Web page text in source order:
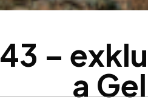
43 – exklu
a Gel